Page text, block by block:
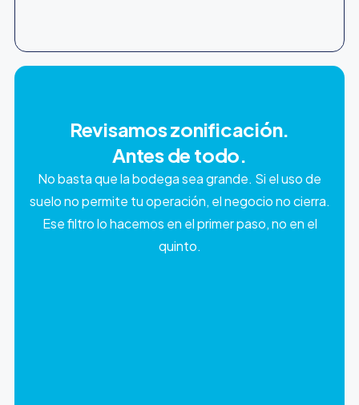
Revisamos zonificación.
Antes de todo.
No basta que la bodega sea grande. Si el uso de
suelo no permite tu operación, el negocio no cierra.
Ese filtro lo hacemos en el primer paso, no en el
quinto.